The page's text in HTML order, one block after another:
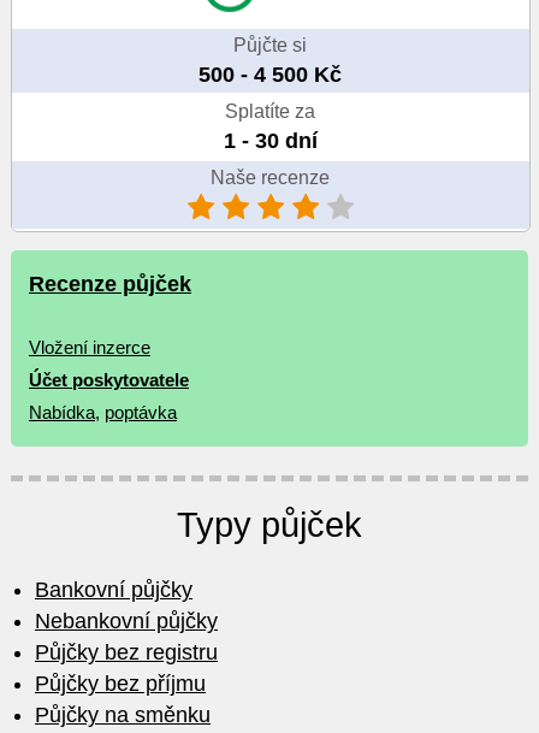
Půjčte si
500 - 4 500 Kč
Splatíte za
1 - 30 dní
Naše recenze
Recenze půjček
Vložení inzerce
Účet poskytovatele
Nabídka, poptávka
Typy půjček
Bankovní půjčky
Nebankovní půjčky
Půjčky bez registru
Půjčky bez příjmu
Půjčky na směnku